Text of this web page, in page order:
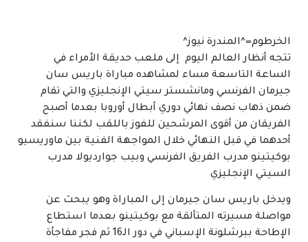
الخرطوم=^المندرة نيوز^
تتجه أنظار العالم اليوم إلى ملعب حديقة الأمراء في
الساعة التاسعة مساء لمشاهده مباراة باريس سان
جيرمان الفرنسي ومانشستر سيتي الإنجليزي والتي تقام
ضمن ذهاب نصف نهائي دوري أبطال أوروبا بعدما أصبح
الفريقان من أقوى المرشحين للفوز باللقب لكننا سنفقد
أحدهما في قبل النهائي خلال المواجهة الفنية بين ماوريسيو
بوكيتينو مدرب الفريق الفرنسي وبيب جوارديولا مدرب
السيتي الإنجليزي
ويدخل باريس سان جيرمان إلى المباراة وهو يبحث عن
مواصلة مسيرته المتألقة مع بوكيتينو بعدما استطاع
الإطاحة ببرشلونة الإسباني في دور الـ16 ثم فجر مفاجأة